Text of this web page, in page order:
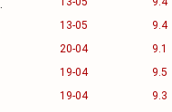
13-05 9.4
20-04 9.1
19-04 9.5
19-04 9.3